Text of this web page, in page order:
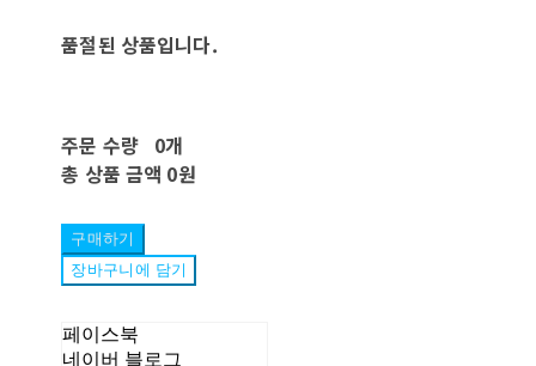
품절된 상품입니다.
주문 수량 0개
총 상품 금액 0원
구매하기
장바구니에 담기
페이스북
네이버 블로그